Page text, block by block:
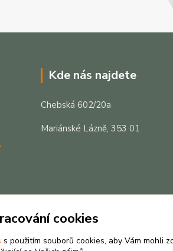
Kde nás najdete
Chebská 602/20a
Mariánské Lázně, 353 01
cookies
s použitím souborů cookies, aby Vám mohli